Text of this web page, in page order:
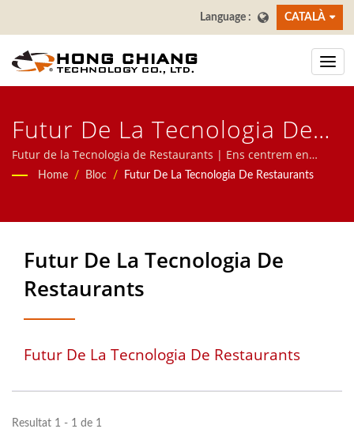
CATALÀ
Futur De La Tecnologia De
Restaurants | Fabricant De
Sushi De Taiwan | Hong
Chiang
Futur de la Tecnologia de Restaurants | Ens centrem en
Sistemes Automàtics per a restaurants, incloent Robot de
de Visualització, Màquina de Sushi, Sistema de Servei de
Menjar Personalitzat, i Vaixella. Benvingut a contactar amb
nosaltres.
Home / Bloc / Futur De La Tecnologia De Restaurants
Futur De La Tecnologia De
Restaurants
Futur De La Tecnologia De Restaurants
Resultat 1 - 1 de 1